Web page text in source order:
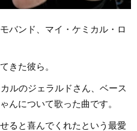
バンド、マイ・ケミカル・ロ
きた彼ら。
ルのジェラルドさん、ベース
んについて歌った曲です。
ると喜んでくれたという最愛